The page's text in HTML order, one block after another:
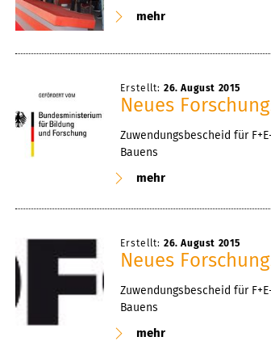
mehr
Erstellt: 26. August 2015
Neues
Zuwendungsbescheid für
Bauens
mehr
Erstellt: 26. August 2015
Neues
Zuwendungsbescheid für
Bauens
mehr